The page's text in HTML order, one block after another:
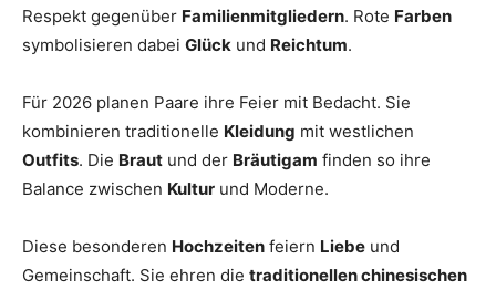
Respekt gegenüber Familienmitgliedern. Rote Farben
symbolisieren dabei Glück und Reichtum.
Für 2026 planen Paare ihre Feier mit Bedacht. Sie
kombinieren traditionelle Kleidung mit westlichen
Outfits. Die Braut und der Bräutigam finden so ihre
Balance zwischen Kultur und Moderne.
Diese besonderen Hochzeiten feiern Liebe und
Gemeinschaft. Sie ehren die traditionellen chinesischen